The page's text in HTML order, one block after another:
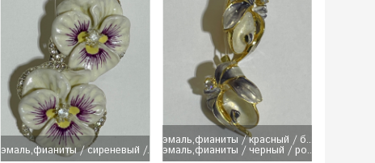
эмаль,фианиты / сиреневый /...
эмаль,фианиты / красный / б...
эмаль,фианиты / черный / ро...